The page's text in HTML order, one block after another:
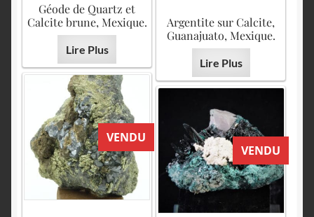
Géode de Quartz et
Calcite brune, Mexique.
Lire Plus
Argentite sur Calcite,
Guanajuato, Mexique.
Lire Plus
VENDU
VENDU